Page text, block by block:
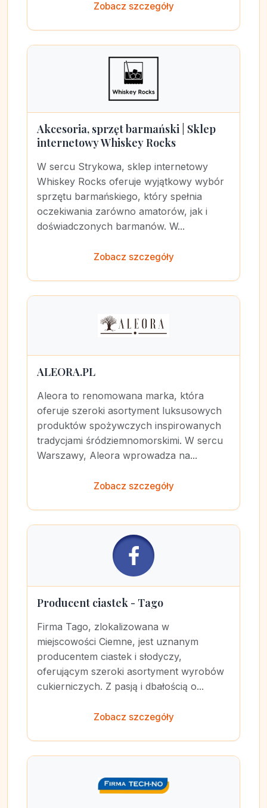
Zobacz szczegóły
Akcesoria, sprzęt barmański | Sklep
internetowy Whiskey Rocks
W sercu Strykowa, sklep internetowy
Whiskey Rocks oferuje wyjątkowy wybór
sprzętu barmańskiego, który spełnia
oczekiwania zarówno amatorów, jak i
doświadczonych barmanów. W...
Zobacz szczegóły
ALEORA.PL
Aleora to renomowana marka, która
oferuje szeroki asortyment luksusowych
produktów spożywczych inspirowanych
tradycjami śródziemnomorskimi. W sercu
Warszawy, Aleora wprowadza na...
Zobacz szczegóły
Producent ciastek - Tago
Firma Tago, zlokalizowana w
miejscowości Ciemne, jest uznanym
producentem ciastek i słodyczy,
oferującym szeroki asortyment wyrobów
cukierniczych. Z pasją i dbałością o...
Zobacz szczegóły